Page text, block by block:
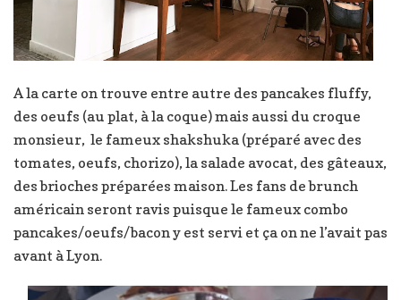
A la carte on trouve entre autre des pancakes fluffy,
des oeufs (au plat, à la coque) mais aussi du croque
monsieur, le fameux shakshuka (préparé avec des
tomates, oeufs, chorizo), la salade avocat, des gâteaux,
des brioches préparées maison. Les fans de brunch
américain seront ravis puisque le fameux combo
pancakes/oeufs/bacon y est servi et ça on ne l’avait pas
avant à Lyon.